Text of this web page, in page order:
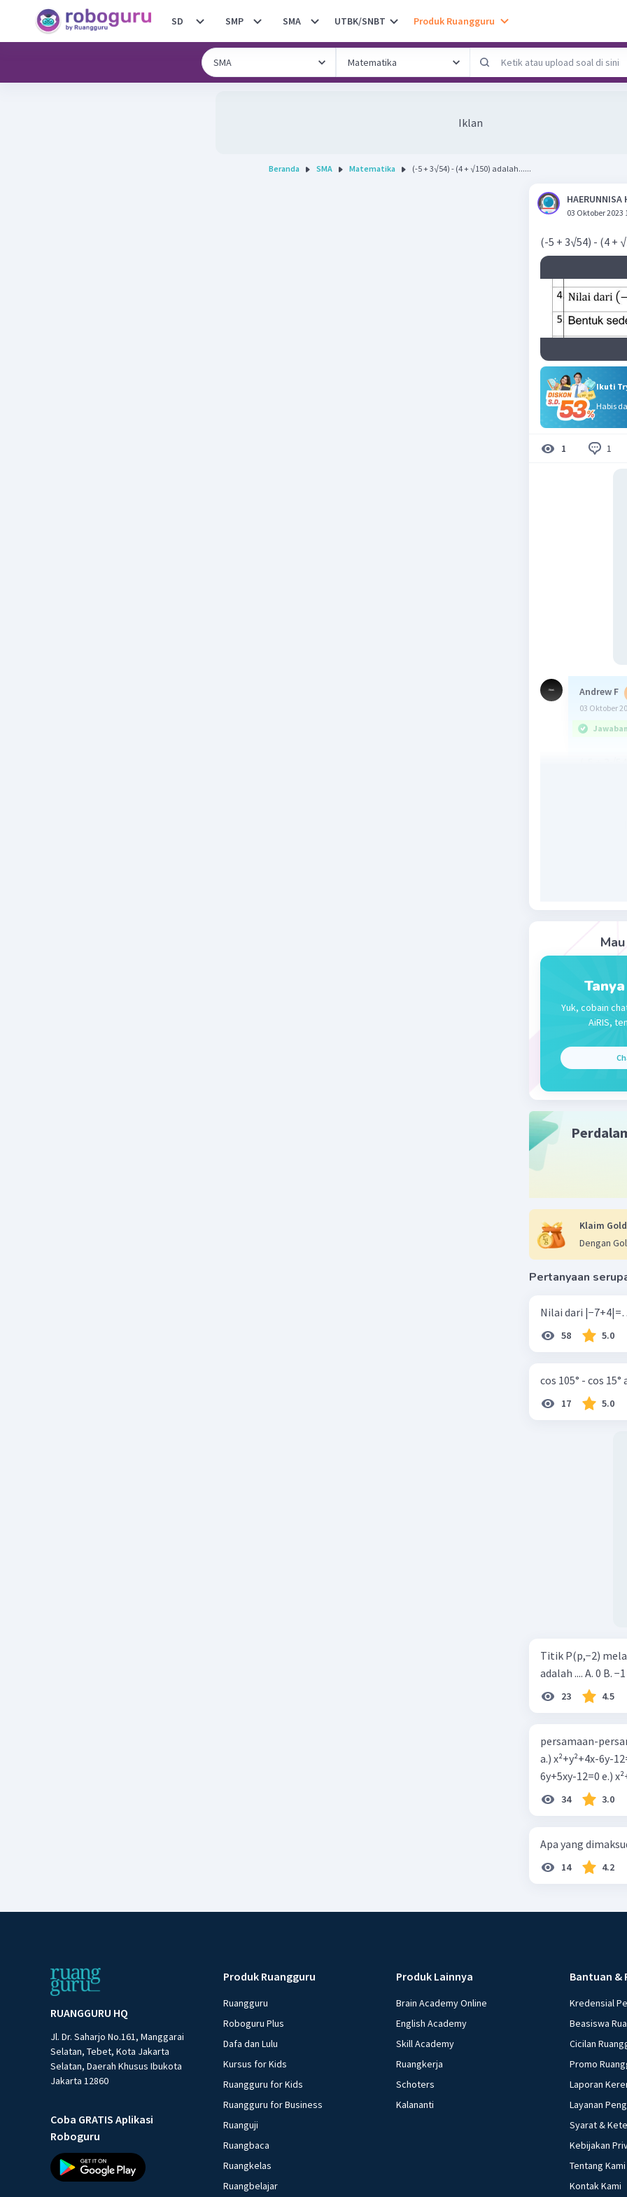
SD SMP SMA UTBK/SNBT Produk Ruangguru
Iklan
Beranda SMA Matematika (-5 + 3√54) - (4 + √150) adalah......
HAERUNNISA
03 Oktober 2023
(-5 + 3√54) - (4 +
Ikuti
Habis
1 1
Andrew F
03 Oktober
03
Yuk, cobain
AiRIS,
Klaim
Dengan
Pertanyaan
58 5.0
cos 105° - cos 15°
17 5.0
Titik P(p,−2)
adalah .... A. 0 B.
23 4.5
persamaan-
a.) x²+y²+4x-6y-
6y+5xy-
34 3.0
Apa yang
14 4.2
RUANGGURU HQ
Jl. Dr. Saharjo No.161, Manggarai
Selatan, Tebet, Kota Jakarta
Selatan, Daerah Khusus Ibukota
Jakarta 12860
Coba GRATIS Aplikasi
Roboguru
Produk Ruangguru
Ruangguru
Roboguru Plus
Dafa dan Lulu
Kursus for Kids
Ruangguru for Kids
Ruangguru for Business
Ruanguji
Ruangbaca
Ruangkelas
Ruangbelajar
Produk Lainnya
Brain Academy Online
English Academy
Skill Academy
Ruangkerja
Schoters
Kalananti
Bantuan &
Kredensial
Beasiswa
Cicilan
Promo
Laporan
Layanan
Syarat &
Kebijakan
Tentang Kami
Kontak Kami